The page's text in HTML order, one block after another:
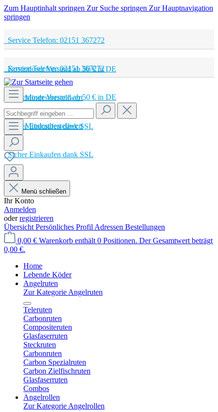
Zum Hauptinhalt springen Zur Suche springen Zur Hauptnavigation
springen
Service Telefon: 02151 367272
Kostenloser Versand ab 50 € in DE
Kein Mindestbestellwert
Sicher Einkaufen dank SSL
Service Telefon: 02151 367272
Kostenloser Versand ab 50 € in DE
Kein Mindestbestellwert
Sicher Einkaufen dank SSL
Menü schließen
Ihr Konto
Anmelden
oderregistrieren
Übersicht Persönliches Profil Adressen Bestellungen
0,00 € Warenkorb enthält 0 Positionen. Der Gesamtwert beträgt
0,00 €.
Home
Lebende Köder
Angelruten
Zur Kategorie Angelruten
Teleruten
Carbonruten
Compositeruten
Glasfaserruten
Steckruten
Carbonruten
Carbon Spezialruten
Carbon Zielfischruten
Glasfaserruten
Combos
Angelrollen
Zur Kategorie Angelrollen